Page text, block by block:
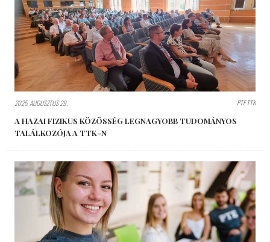
2025. AUGUSZTUS 29. PTE TTK
A HAZAI FIZIKUS KÖZÖSSÉG LEGNAGYOBB TUDOMÁNYOS
TALÁLKOZÓJA A TTK-N